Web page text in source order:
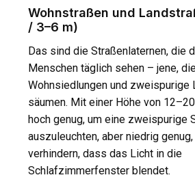
Wohnstraßen und
/ 3–6 m)
Das sind die Straßenlaternen, die
Menschen täglich sehen – jene,
Wohnsiedlungen und zweispurige
säumen. Mit einer Höhe von
hoch genug, um eine zweispurige
auszuleuchten, aber niedrig
verhindern, dass das Licht in die
Schlafzimmerfenster blendet.